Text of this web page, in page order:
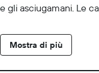
e gli asciugamani. Le
camere presso
gratuiti e una docking
Mostra di più